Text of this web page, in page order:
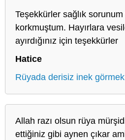
Teşekkürler sağlık
korkmuştum. Hayırlara
ayırdığınız için teşekkürler
Hatice
Rüyada derisiz inek görmek
Allah razı olsun rüya
ettiğiniz gibi aynen çıkar